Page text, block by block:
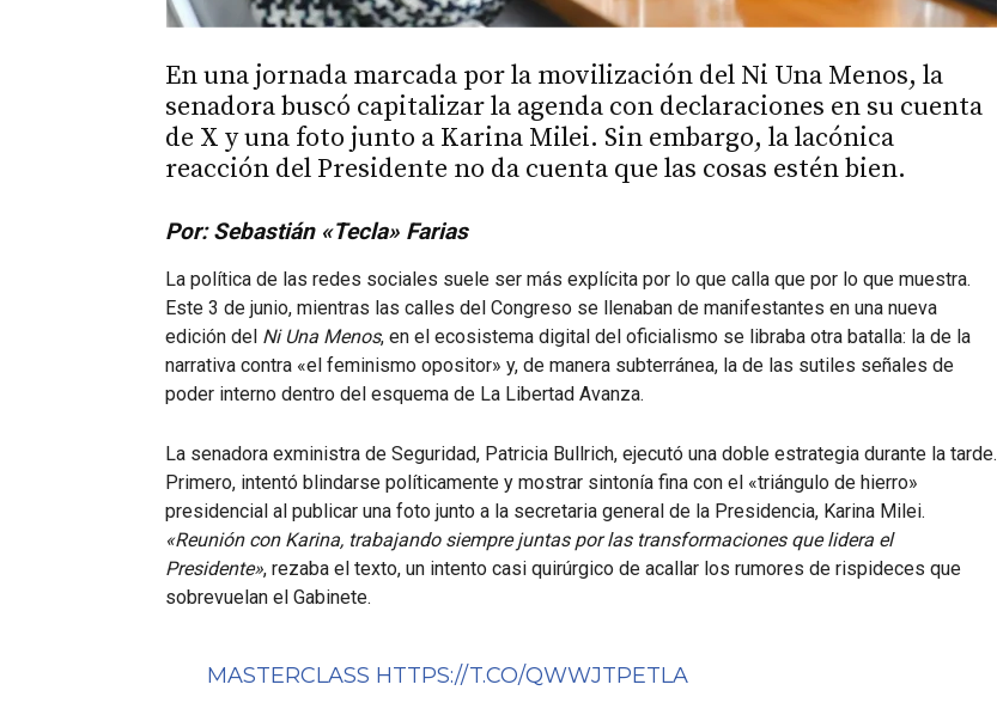
En una jornada marcada por la movilización del Ni Una Menos, la
senadora buscó capitalizar la agenda con declaraciones en su cuenta
de X y una foto junto a Karina Milei. Sin embargo, la lacónica
reacción del Presidente no da cuenta que las cosas estén bien.
Por: Sebastián «Tecla» Farias
La política de las redes sociales suele ser más explícita por lo que calla que por lo que muestra.
Este 3 de junio, mientras las calles del Congreso se llenaban de manifestantes en una nueva
edición del Ni Una Menos, en el ecosistema digital del oficialismo se libraba otra batalla: la de la
narrativa contra «el feminismo opositor» y, de manera subterránea, la de las sutiles señales de
poder interno dentro del esquema de La Libertad Avanza.
La senadora exministra de Seguridad, Patricia Bullrich, ejecutó una doble estrategia durante la tarde.
Primero, intentó blindarse políticamente y mostrar sintonía fina con el «triángulo de hierro»
presidencial al publicar una foto junto a la secretaria general de la Presidencia, Karina Milei.
«Reunión con Karina, trabajando siempre juntas por las transformaciones que lidera el
Presidente», rezaba el texto, un intento casi quirúrgico de acallar los rumores de rispideces que
sobrevuelan el Gabinete.
MASTERCLASS HTTPS://T.CO/QWWJTPETLA